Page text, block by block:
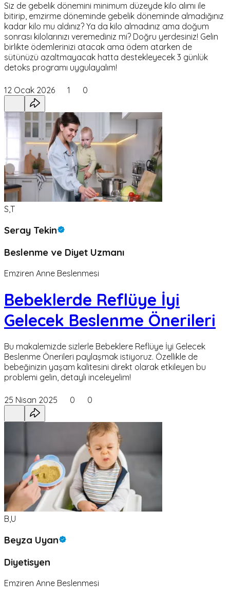
Siz de gebelik dönemini minimum düzeyde kilo alımı ile
bitirip, emzirme döneminde gebelik döneminde almadığınız
kadar kilo mu aldınız? Ya da kilo almadınız ama doğum
sonrası kilolarınızı veremediniz mi? Doğru yerdesiniz! Gelin
birlikte ödemlerinizi atacak ama ödem atarken de
sütünüzü azaltmayacak hatta destekleyecek 3 günlük
detoks programı uygulayalım!
12 Ocak 2026 1 0
S,T
Seray Tekin
Beslenme ve Diyet Uzmanı
Emziren Anne Beslenmesi
Bebeklerde Reflüye İyi
Gelecek Beslenme Önerileri
Bu makalemizde sizlerle Bebeklere Reflüye İyi Gelecek
Beslenme Önerileri paylaşmak istiyoruz. Özellikle de
bebeğinizin yaşam kalitesini direkt olarak etkileyen bu
problemi gelin, detaylı inceleyelim!
25 Nisan 2025 0 0
B,U
Beyza Uyan
Diyetisyen
Emziren Anne Beslenmesi